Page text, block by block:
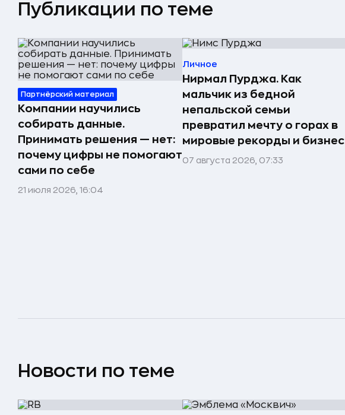
Публикации по теме
Партнёрский материал
Компании научились
собирать данные.
Принимать решения — нет:
почему цифры не помогают
сами по себе
21 июля 2026, 16:04
Личное
Нирмал Пурджа. Как
мальчик из бедной
непальской семьи
превратил мечту о горах в
мировые рекорды и бизнес
07 августа 2026, 07:33
Новости по теме